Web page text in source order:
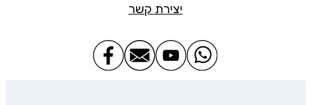
יצירת קשר